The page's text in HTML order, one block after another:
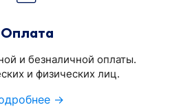
Оплата
и безналичной оплаты.
и физических лиц.
→